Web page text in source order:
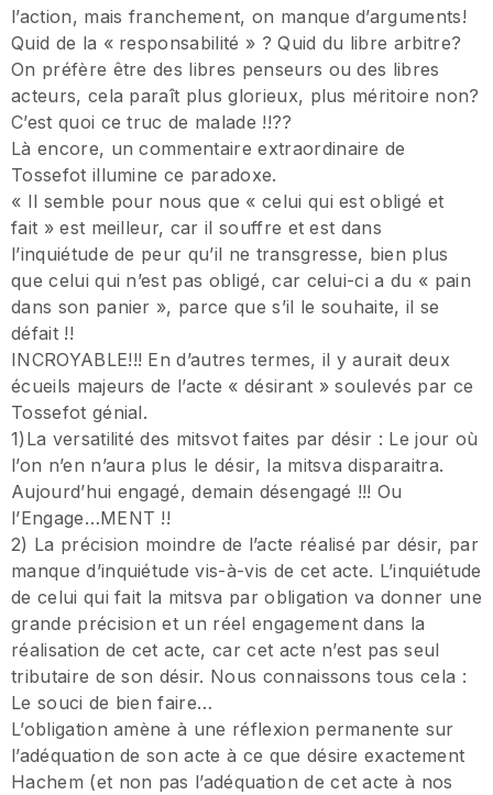
l’action, mais franchement, on manque d’arguments!
Quid de la « responsabilité » ? Quid du libre arbitre?
On préfère être des libres penseurs ou des libres
acteurs, cela paraît plus glorieux, plus méritoire non?
C’est quoi ce truc de malade !!??
Là encore, un commentaire extraordinaire de
Tossefot illumine ce paradoxe.
« Il semble pour nous que « celui qui est obligé et
fait » est meilleur, car il souffre et est dans
l’inquiétude de peur qu’il ne transgresse, bien plus
que celui qui n’est pas obligé, car celui-ci a du « pain
dans son panier », parce que s’il le souhaite, il se
défait !!
INCROYABLE!!! En d’autres termes, il y aurait deux
écueils majeurs de l’acte « désirant » soulevés par ce
Tossefot génial.
1)La versatilité des mitsvot faites par désir : Le jour où
l’on n’en n’aura plus le désir, la mitsva disparaitra.
Aujourd’hui engagé, demain désengagé !!! Ou
l’Engage…MENT !!
2) La précision moindre de l’acte réalisé par désir, par
manque d’inquiétude vis-à-vis de cet acte. L’inquiétude
de celui qui fait la mitsva par obligation va donner une
grande précision et un réel engagement dans la
réalisation de cet acte, car cet acte n’est pas seul
tributaire de son désir. Nous connaissons tous cela :
Le souci de bien faire…
L’obligation amène à une réflexion permanente sur
l’adéquation de son acte à ce que désire exactement
Hachem (et non pas l’adéquation de cet acte à nos